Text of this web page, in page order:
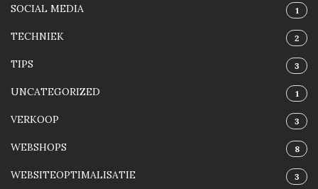
SOCIAL MEDIA 1
TECHNIEK 2
TIPS 3
UNCATEGORIZED 1
VERKOOP 3
WEBSHOPS 8
WEBSITEOPTIMALISATIE 3